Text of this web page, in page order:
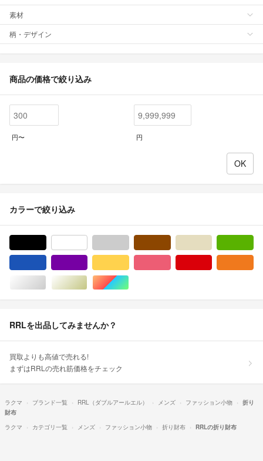
素材
柄・デザイン
商品の価格で絞り込み
円〜 円
カラーで絞り込み
シルバー/銀色系ゴールド/金色系マルチカラー
RRLを出品してみませんか？
買取よりも高値で売れる!
まずはRRLの売れ筋価格をチェック
ラクマ ブランド一覧 RRL（ダブルアールエル） メンズ ファッション小物
折り
財布
ラクマ
カテゴリ一覧 メンズ ファッション小物 折り財布 RRLの折り財布